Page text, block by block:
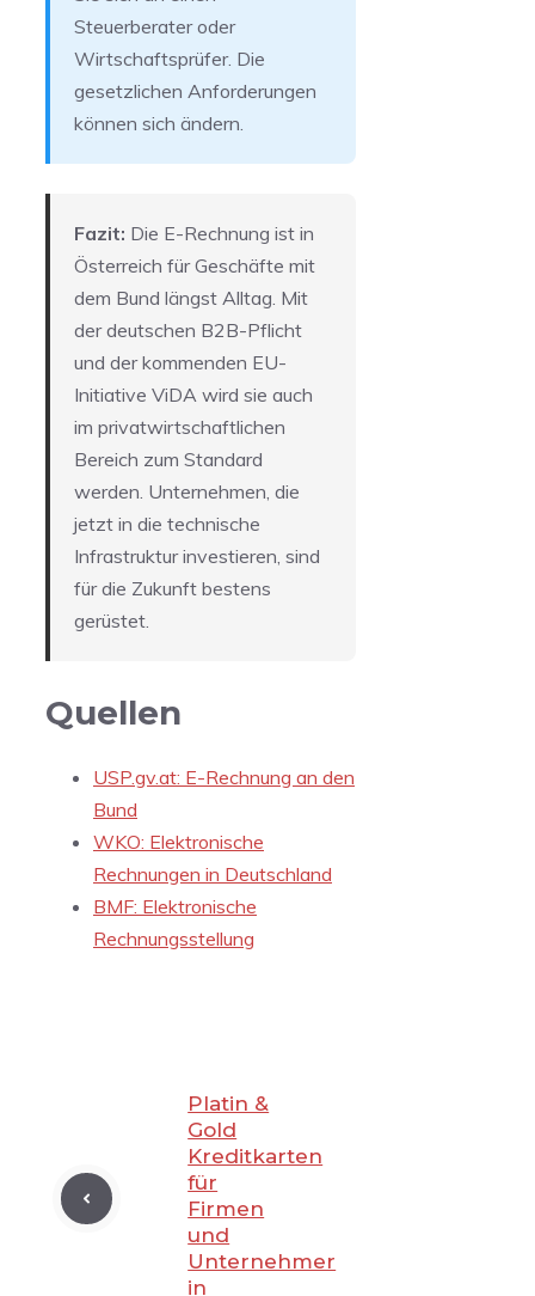
Steuerberater oder
Wirtschaftsprüfer. Die
gesetzlichen Anforderungen
können sich ändern.
Fazit: Die E-Rechnung ist in
Österreich für Geschäfte mit
dem Bund längst Alltag. Mit
der deutschen B2B-Pflicht
und der kommenden EU-
Initiative ViDA wird sie auch
im privatwirtschaftlichen
Bereich zum Standard
werden. Unternehmen, die
jetzt in die technische
Infrastruktur investieren, sind
für die Zukunft bestens
gerüstet.
Quellen
USP.gv.at: E-Rechnung an den
Bund
WKO: Elektronische
Rechnungen in Deutschland
BMF: Elektronische
Rechnungsstellung
Platin &
Gold
Kreditkarten
für
Firmen
und
Unternehmer
in